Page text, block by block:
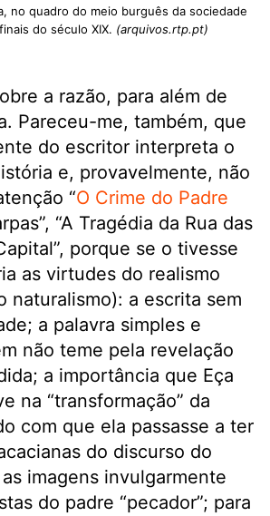
no quadro do meio burguês da sociedade
do século XIX. (arquivos.rtp.pt)
a razão, para além de
Pareceu-me, também, que
do escritor interpreta o
e, provavelmente, não
“O Crime do Padre
“A Tragédia da Rua das
porque se o tivesse
as virtudes do realismo
naturalismo): a escrita sem
a palavra simples e
não teme pela revelação
a importância que Eça
na “transformação” da
com que ela passasse a ter
do discurso do
imagens invulgarmente
do padre “pecador”; para